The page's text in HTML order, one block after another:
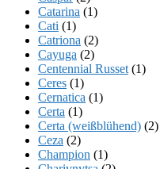
Catarina (1)
Cati (1)
Catriona (2)
Cayuga (2)
Centennial Russet (1)
Ceres (1)
Cernatica (1)
Certa (1)
Certa (weißblühend) (2)
Ceza (2)
Champion (1)